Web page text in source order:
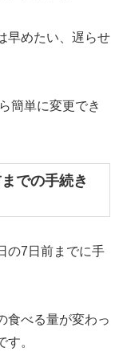
早めたい、遅らせ
簡単に変更でき
での手続き
の7日前までに手
食べる量が変わっ
。